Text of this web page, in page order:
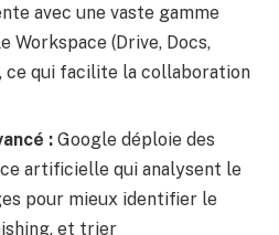
avec une vaste gamme
Workspace (Drive, Docs,
ce qui facilite la collaboration
: Google déploie des
artificielle qui analysent le
pour mieux identifier le
et trier